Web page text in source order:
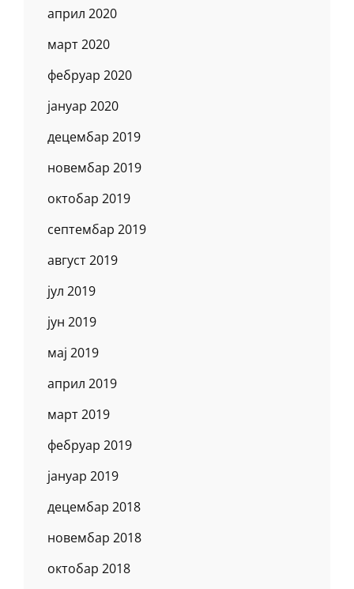
април 2020
март 2020
фебруар 2020
јануар 2020
децембар 2019
новембар 2019
октобар 2019
септембар 2019
август 2019
јул 2019
јун 2019
мај 2019
април 2019
март 2019
фебруар 2019
јануар 2019
децембар 2018
новембар 2018
октобар 2018